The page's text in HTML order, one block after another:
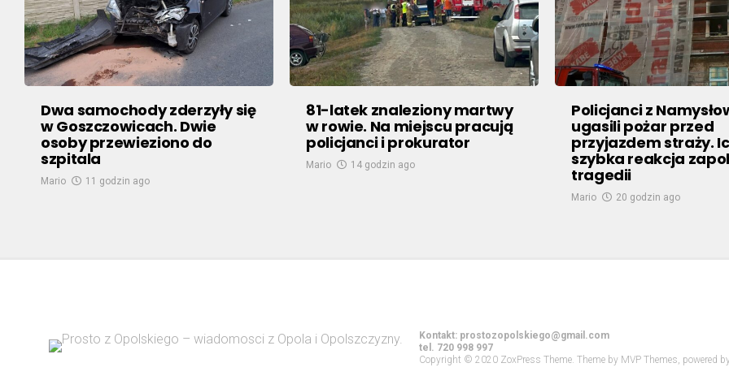
Dwa samochody zderzyły się
w Goszczowicach. Dwie
osoby przewieziono do
szpitala
Mario 11 godzin ago
81-latek znaleziony martwy
w rowie. Na miejscu pracują
policjanci i prokurator
Mario 14 godzin ago
Policjanci z
ugasili pożar przed
przyjazdem straży.
szybka reakcja
tragedii
Mario 20 godzin ago
Kontakt: prostozopolskiego@gmail.com
tel. 720 998 997
Copyright © 2020 ZoxPress Theme. Theme by MVP Themes, powered